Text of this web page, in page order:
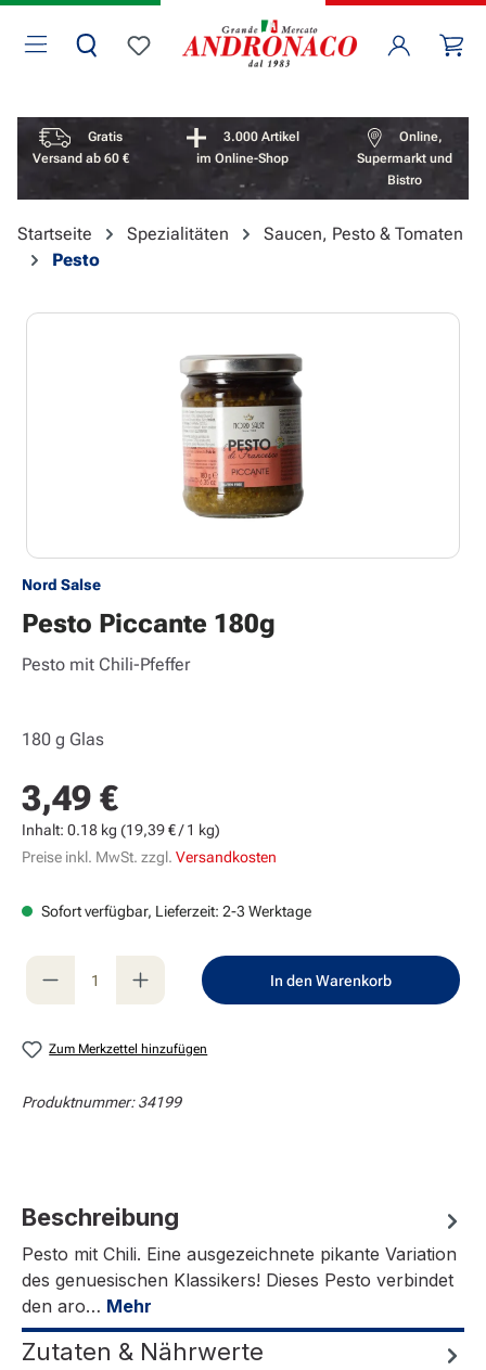
Zum Hauptinhalt springen
Du hast 0 Produkte auf dem Merkzettel
Vorteile überspringen
Gratis
Versand ab 60 €
3.000 Artikel
im Online-Shop
Online,
Supermarkt und
Bistro
Startseite Spezialitäten
Saucen, Pesto & Tomaten
Pesto
Bildergalerie überspringen
Nord Salse
Pesto Piccante 180g
Pesto mit Chili-Pfeffer
180 g Glas
Regulärer Preis:
3,49 €
Inhalt: 0.18 kg (19,39 € / 1 kg)
Preise inkl. MwSt. zzgl. Versandkosten
Sofort verfügbar, Lieferzeit: 2-3 Werktage
Produkt Anzahl: Gib den gewünschten
In den Warenkorb
Zum Merkzettel hinzufügen
Produktnummer:34199
Beschreibung
Pesto mit Chili. Eine ausgezeichnete pikante Variation
des genuesischen Klassikers! Dieses Pesto verbindet
den aro… Mehr
Zutaten & Nährwerte